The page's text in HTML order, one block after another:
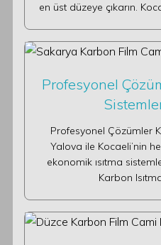
en üst düzeye çıkarın.
Profesyonel
Profesyonel Çözümler
Yalova ile Kocaeli’nin
ekonomik ısıtma
Karbon